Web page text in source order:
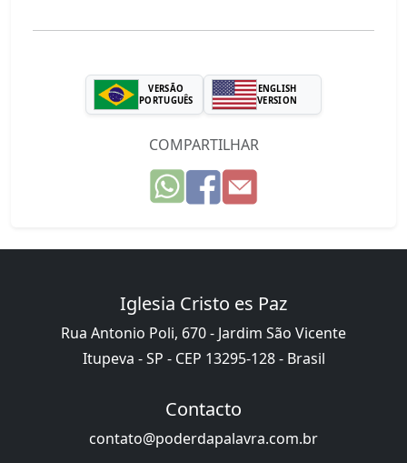
VERSÃO
PORTUGUÊS
ENGLISH
VERSION
COMPARTILHAR
Iglesia Cristo es Paz
Rua Antonio Poli, 670 - Jardim São Vicente
Itupeva - SP - CEP 13295-128 - Brasil
Contacto
contato@poderdapalavra.com.br